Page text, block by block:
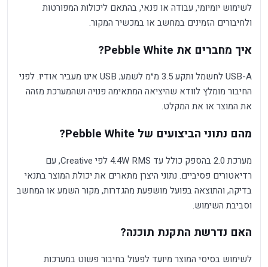
לשימוש יומיומי, עבודה או פנאי, בהתאם ליכולות המפורטות
ולחיבורים הזמינים במחשב או במכשיר המקור.
איך מחברים את Pebble White?
USB-A לחשמל ותקע 3.5 מ״מ לשמע; USB אינו מעביר אודיו. לפני
החיבור מומלץ לוודא שהיציאה המתאימה פנויה ושהמערכת מזהה
את המוצר או את המקלט.
מהם נתוני הביצועים של Pebble White?
מערכת 2.0 בהספק כולל עד 4.4W RMS לפי Creative, עם
רדיאטורים פסיביים. נתוני היצרן מתארים את יכולת המוצר בתנאי
בדיקה, והתוצאה בפועל מושפעת מהגדרות, מקור השמע או המחשב
וסביבת השימוש.
האם נדרשת התקנת תוכנה?
לשימוש בסיסי המוצר מיועד לפעול בחיבור פשוט במערכות